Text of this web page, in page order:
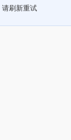
请刷新重试